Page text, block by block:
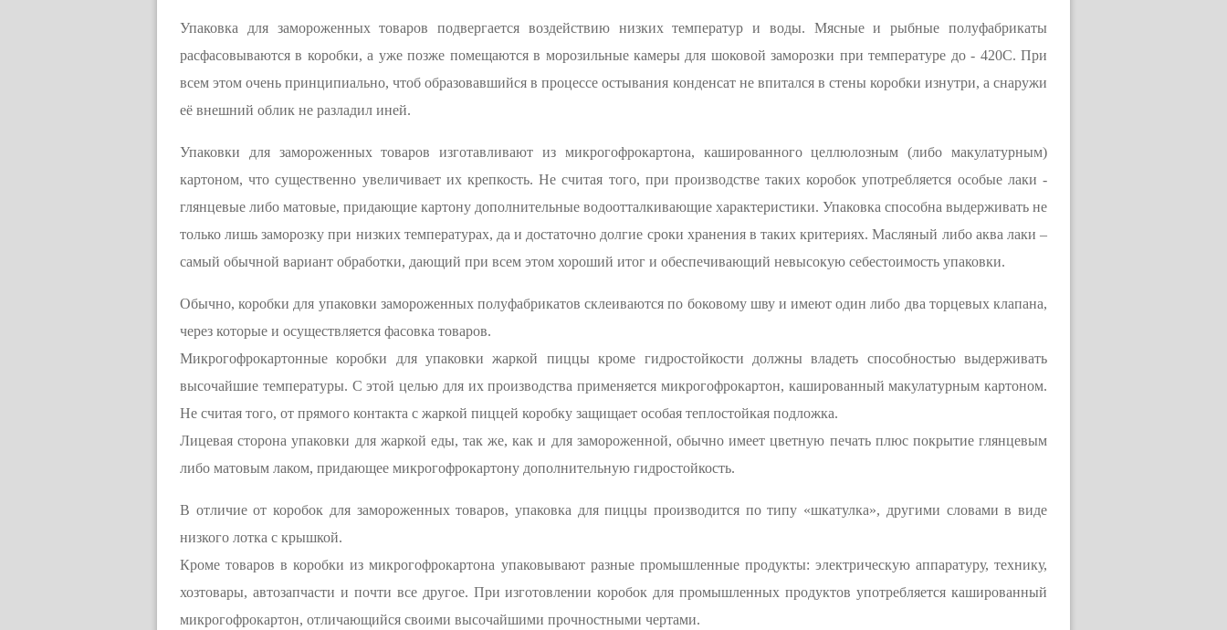
Упаковка для замороженных товаров подвергается воздействию низких температур и воды. Мясные и рыбные полуфабрикаты
расфасовываются в коробки, а уже позже помещаются в морозильные камеры для шоковой заморозки при температуре до - 420С. При
всем этом очень принципиально, чтоб образовавшийся в процессе остывания конденсат не впитался в стены коробки изнутри, а снаружи
её внешний облик не разладил иней.
Упаковки для замороженных товаров изготавливают из микрогофрокартона, кашированного целлюлозным (либо макулатурным)
картоном, что существенно увеличивает их крепкость. Не считая того, при производстве таких коробок употребляется особые лаки -
глянцевые либо матовые, придающие картону дополнительные водоотталкивающие характеристики. Упаковка способна выдерживать не
только лишь заморозку при низких температурах, да и достаточно долгие сроки хранения в таких критериях. Масляный либо аква лаки –
самый обычной вариант обработки, дающий при всем этом хороший итог и обеспечивающий невысокую себестоимость упаковки.
Обычно, коробки для упаковки замороженных полуфабрикатов склеиваются по боковому шву и имеют один либо два торцевых клапана,
через которые и осуществляется фасовка товаров.
Микрогофрокартонные коробки для упаковки жаркой пиццы кроме гидростойкости должны владеть способностью выдерживать
высочайшие температуры. С этой целью для их производства применяется микрогофрокартон, кашированный макулатурным картоном.
Не считая того, от прямого контакта с жаркой пиццей коробку защищает особая теплостойкая подложка.
Лицевая сторона упаковки для жаркой еды, так же, как и для замороженной, обычно имеет цветную печать плюс покрытие глянцевым
либо матовым лаком, придающее микрогофрокартону дополнительную гидростойкость.
В отличие от коробок для замороженных товаров, упаковка для пиццы производится по типу «шкатулка», другими словами в виде
низкого лотка с крышкой.
Кроме товаров в коробки из микрогофрокартона упаковывают разные промышленные продукты: электрическую аппаратуру, технику,
хозтовары, автозапчасти и почти все другое. При изготовлении коробок для промышленных продуктов употребляется кашированный
микрогофрокартон, отличающийся своими высочайшими прочностными чертами.